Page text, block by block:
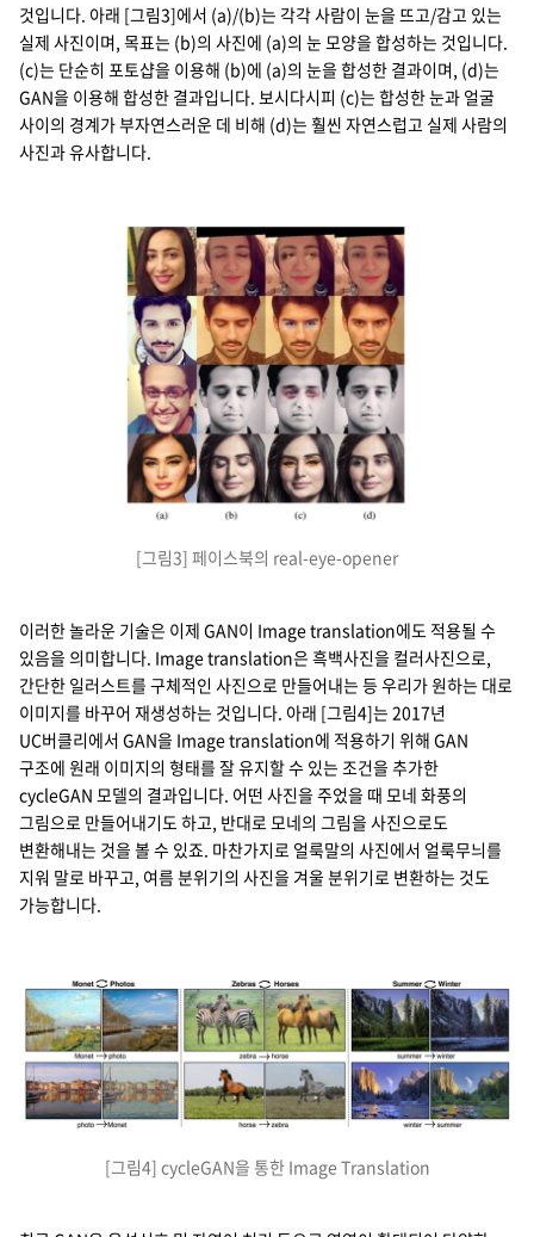
것입니다. 아래 [그림3]에서 (a)/(b)는 각각 사람이 눈을 뜨고/감고 있는
실제 사진이며, 목표는 (b)의 사진에 (a)의 눈 모양을 합성하는 것입니다.
(c)는 단순히 포토샵을 이용해 (b)에 (a)의 눈을 합성한 결과이며, (d)는
GAN을 이용해 합성한 결과입니다. 보시다시피 (c)는 합성한 눈과 얼굴
사이의 경계가 부자연스러운 데 비해 (d)는 훨씬 자연스럽고 실제 사람의
사진과 유사합니다.
[그림3] 페이스북의 real-eye-opener
이러한 놀라운 기술은 이제 GAN이 Image translation에도 적용될 수
있음을 의미합니다. Image translation은 흑백사진을 컬러사진으로,
간단한 일러스트를 구체적인 사진으로 만들어내는 등 우리가 원하는 대로
이미지를 바꾸어 재생성하는 것입니다. 아래 [그림4]는 2017년
UC버클리에서 GAN을 Image translation에 적용하기 위해 GAN
구조에 원래 이미지의 형태를 잘 유지할 수 있는 조건을 추가한
cycleGAN 모델의 결과입니다. 어떤 사진을 주었을 때 모네 화풍의
그림으로 만들어내기도 하고, 반대로 모네의 그림을 사진으로도
변환해내는 것을 볼 수 있죠. 마찬가지로 얼룩말의 사진에서 얼룩무늬를
지워 말로 바꾸고, 여름 분위기의 사진을 겨울 분위기로 변환하는 것도
가능합니다.
[그림4] cycleGAN을 통한 Image Translation